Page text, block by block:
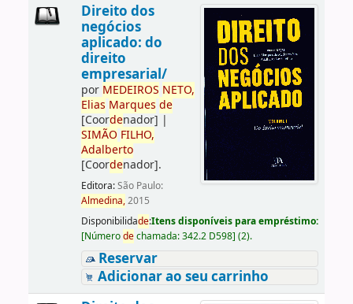
Direito dos
negócios
aplicado: do
direito
empresarial/
por MEDEIROS NETO,
Elias Marques de
[Coordenador] |
SIMÃO FILHO,
Adalberto
[Coordenador].
Editora:São Paulo:
Almedina,2015
Disponibilidade:Itens disponíveis para empréstimo:
[Númerodechamada:342.2 D598] (2).
Reservar
Adicionar ao seu carrinho